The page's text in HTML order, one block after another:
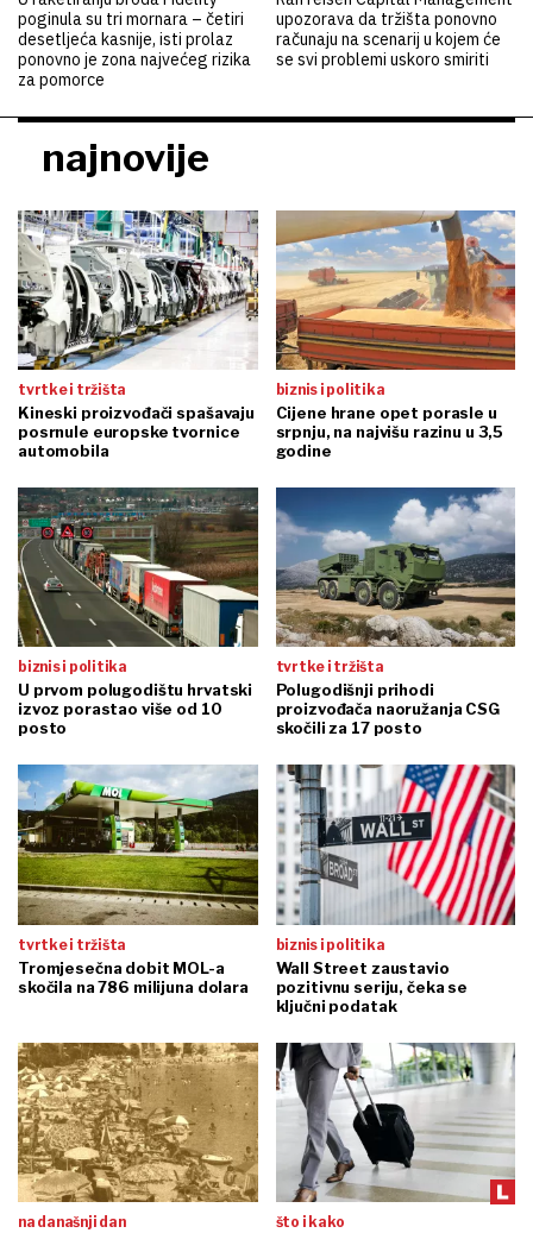
poginula su tri mornara – četiri
desetljeća kasnije, isti prolaz
ponovno je zona najvećeg rizika
za pomorce
upozorava da tržišta ponovno
računaju na scenarij u kojem će
se svi problemi uskoro smiriti
najnovije
tvrtke i tržišta
Kineski proizvođači spašavaju
posrnule europske tvornice
automobila
biznis i politika
Cijene hrane opet porasle u
srpnju, na najvišu razinu u 3,5
godine
biznis i politika
U prvom polugodištu hrvatski
izvoz porastao više od 10
posto
tvrtke i tržišta
Polugodišnji prihodi
proizvođača naoružanja CSG
skočili za 17 posto
tvrtke i tržišta
Tromjesečna dobit MOL-a
skočila na 786 milijuna dolara
biznis i politika
Wall Street zaustavio
pozitivnu seriju, čeka se
ključni podatak
na današnji dan što i kako